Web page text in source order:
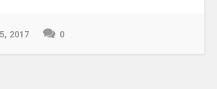
2017 0